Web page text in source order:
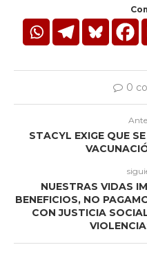
0
STACYL EXIGE QUE
NUESTRAS VIDAS
BENEFICIOS, NO
CON JUSTICIA